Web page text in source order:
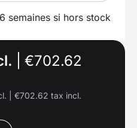
semaines si hors stock
€702.62
€702.62 tax incl.